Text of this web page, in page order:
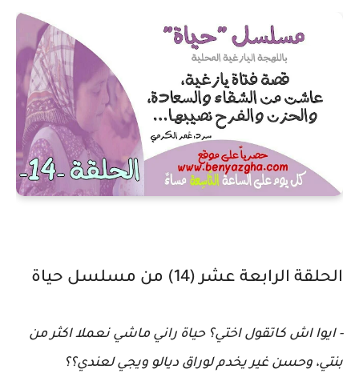
الحلقة الرابعة عشر (14) من مسلسل حياة
- ايوا اش كاتقول اختي؟ حياة راني ماشي نعملا اكثر من
بنتي، وحسن غير يخدم لوراق ديالو ويجي لعندي؟؟